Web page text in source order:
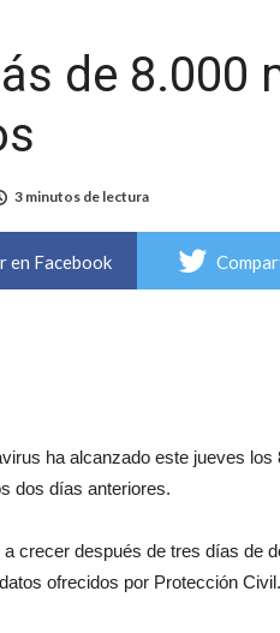
de 8.000
3 minutos de lectura
en Facebook
ha alcanzado este jueves
dos días anteriores.
crecer después de tres días de
ofrecidos por Protección Civil.